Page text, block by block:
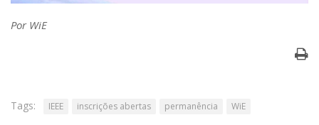
Por WiE
Tags: IEEE inscrições abertas permanência WiE